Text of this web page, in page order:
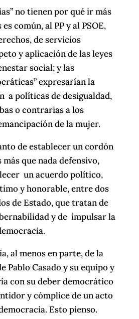
no tienen por qué ir más
común, al PP y al PSOE,
de servicios
y aplicación de las leyes
social; y las
expresarían la
a políticas de desigualdad,
o contrarias a los
de la mujer.
de establecer un cordón
que nada defensivo,
un acuerdo político,
y honorable, entre dos
de Estado, que tratan de
y de impulsar la
al menos en parte, de la
Pablo Casado y su equipo y
con su deber democrático
y cómplice de un acto
Esto pienso.